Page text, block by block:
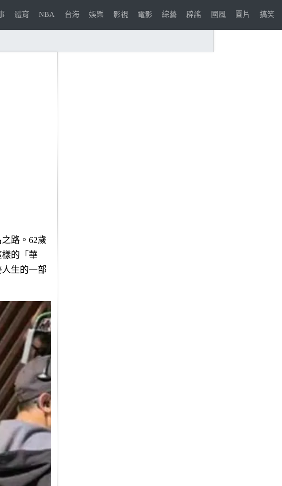
體育 NBA 台海 娛樂 影視 電影 綜藝 辟謠 國風 圖片 搞笑
路。62歲
的「華
生的一部